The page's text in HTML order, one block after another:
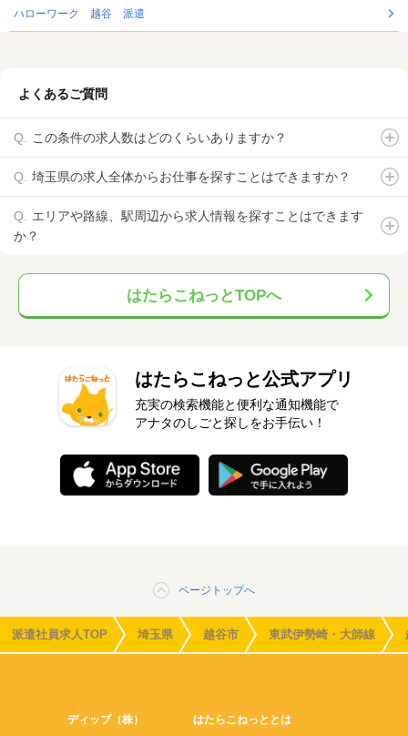
ハローワーク 越谷 派遣
よくあるご質問
この条件の求人数はどのくらいありますか？
埼玉県の求人全体からお仕事を探すことはできますか？
エリアや路線、駅周辺から求人情報を探すことはできます
か？
はたらこねっとTOPへ
はたらこねっと公式アプリ
充実の検索機能と便利な通知機能で
アナタのしごと探しをお手伝い！
ページトップへ
派遣社員求人TOP 埼玉県 越谷市 東武伊勢崎・大師線
ディップ（株） はたらこねっととは